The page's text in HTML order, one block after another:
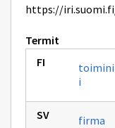
https://
Termit
i
firma